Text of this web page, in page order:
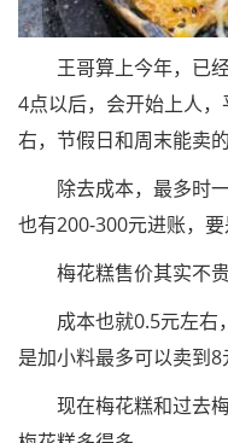
王哥算上今年，已经
4点以后，会开始上人
右，节假日和周末能卖
除去成本，最多时一
也有200-300元进账，
梅花糕售价其实不贵
成本也就0.5元左右
是加小料最多可以卖到8
现在梅花糕和过去梅